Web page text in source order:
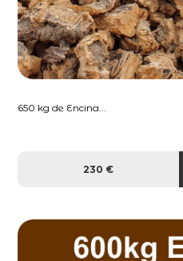
650 kg de Encina...
230 €